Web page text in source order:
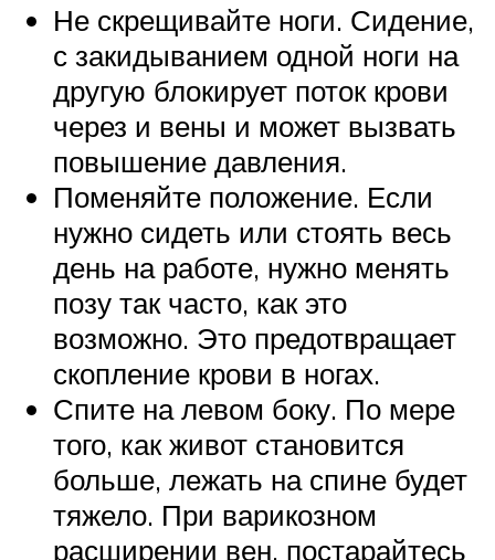
Не скрещивайте ноги. Сидение,
с закидыванием одной ноги на
другую блокирует поток крови
через и вены и может вызвать
повышение давления.
Поменяйте положение. Если
нужно сидеть или стоять весь
день на работе, нужно менять
позу так часто, как это
возможно. Это предотвращает
скопление крови в ногах.
Спите на левом боку. По мере
того, как живот становится
больше, лежать на спине будет
тяжело. При варикозном
расширении вен, постарайтесь